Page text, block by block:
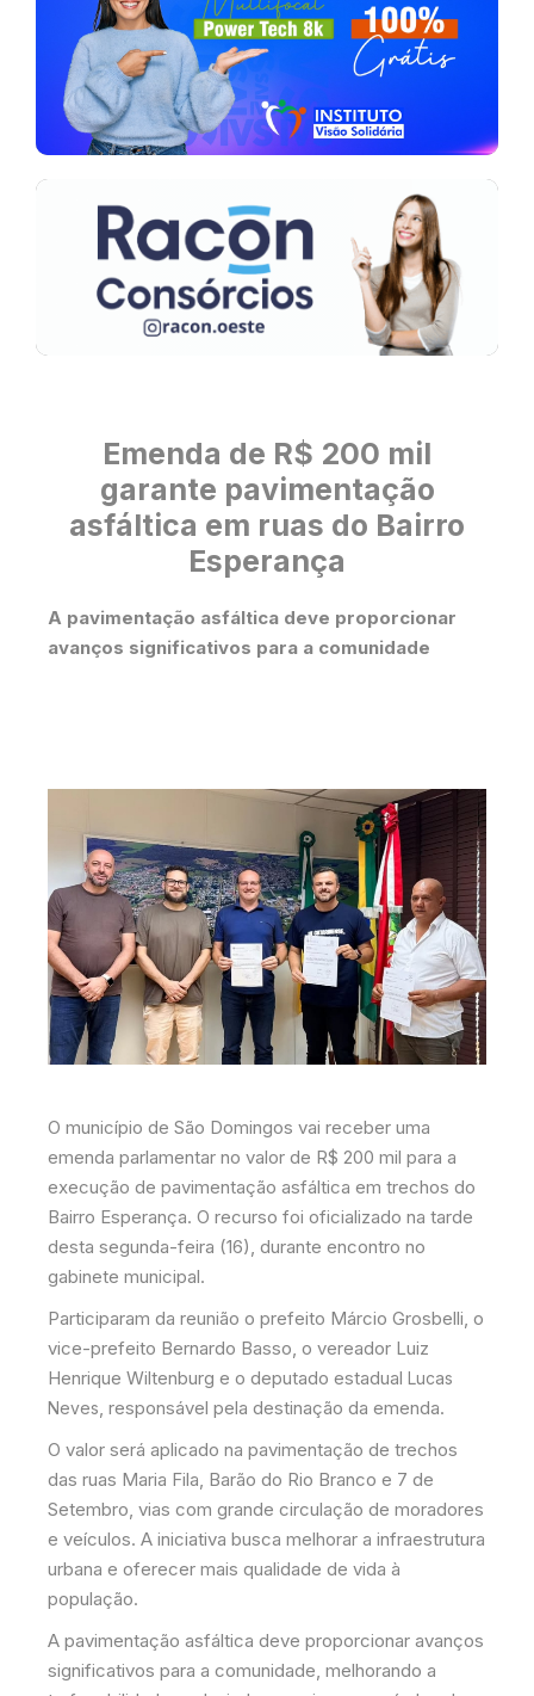
Emenda de R$ 200 mil
garante pavimentação
asfáltica em ruas do Bairro
Esperança
A pavimentação asfáltica deve proporcionar
avanços significativos para a comunidade
O município de São Domingos vai receber uma
emenda parlamentar no valor de R$ 200 mil para a
execução de pavimentação asfáltica em trechos do
Bairro Esperança. O recurso foi oficializado na tarde
desta segunda-feira (16), durante encontro no
gabinete municipal.
Participaram da reunião o prefeito Márcio Grosbelli, o
vice-prefeito Bernardo Basso, o vereador Luiz
Henrique Wiltenburg e o deputado estadual Lucas
Neves, responsável pela destinação da emenda.
O valor será aplicado na pavimentação de trechos
das ruas Maria Fila, Barão do Rio Branco e 7 de
Setembro, vias com grande circulação de moradores
e veículos. A iniciativa busca melhorar a infraestrutura
urbana e oferecer mais qualidade de vida à
população.
A pavimentação asfáltica deve proporcionar avanços
significativos para a comunidade, melhorando a